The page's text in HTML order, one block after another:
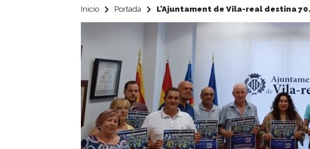
Inicio Portada L'Ajuntament de Vila-real destina